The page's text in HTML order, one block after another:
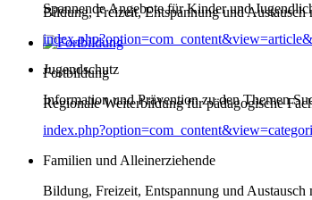
Bildung, Freizeit, Entspannung und Austausch
Fortbildung
Regionale Weiterbildung für pädagogische
Spannende Angebote für Kinder und
Jugendschutz
Information und Prävention zu den Themen
Familien und Alleinerziehende
Bildung, Freizeit, Entspannung und Austausch